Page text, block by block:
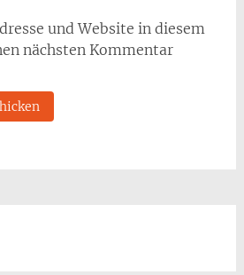
und Website in diesem
nächsten Kommentar